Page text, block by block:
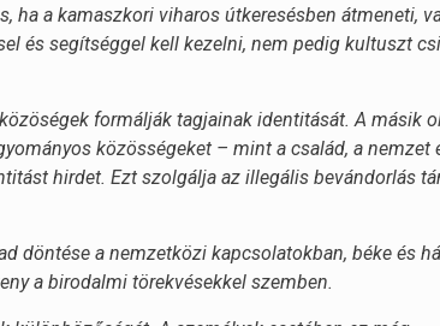
ha a kamaszkori viharos útkeresésben átmeneti,
és segítséggel kell kezelni, nem pedig kultuszt
formálják tagjainak identitását. A másik
közösségeket – mint a család, a nemzet
hirdet. Ezt szolgálja az illegális bevándorlás
döntése a nemzetközi kapcsolatokban, béke és
a birodalmi törekvésekkel szemben.